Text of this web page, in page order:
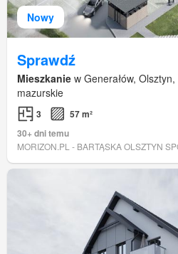
Nowy
Sprawdź
Mieszkanie w Generałów,
mazurskie
3
57 m²
30+ dni temu